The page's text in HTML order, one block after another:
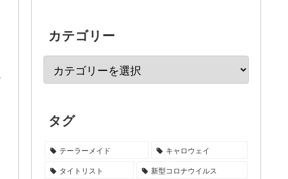
カテゴリー
タグ
テーラーメイド
キャロウェイ
タイトリスト
新型コロナウイルス